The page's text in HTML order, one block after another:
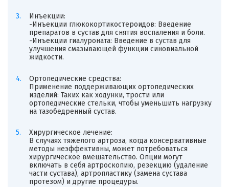
Инъекции:
-Инъекции глюкокортикостероидов: Введение
препаратов в сустав для снятия воспаления и боли.
-Инъекции гиалуроната: Введение в сустав для
улучшения смазывающей функции синовиальной
жидкости.
Ортопедические средства:
Применение поддерживающих ортопедических
изделий: Таких как ходунки, трости или
ортопедические стельки, чтобы уменьшить нагрузку
на тазобедренный сустав.
Хирургическое лечение:
В случаях тяжелого артроза, когда консервативные
методы неэффективны, может потребоваться
хирургическое вмешательство. Опции могут
включать в себя артроскопию, резекцию (удаление
части сустава), артропластику (замена сустава
протезом) и другие процедуры.